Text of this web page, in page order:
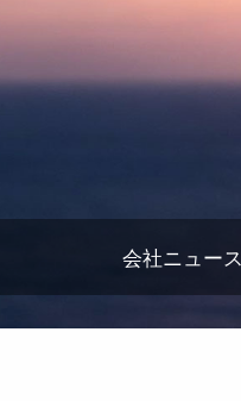
会社ニュース